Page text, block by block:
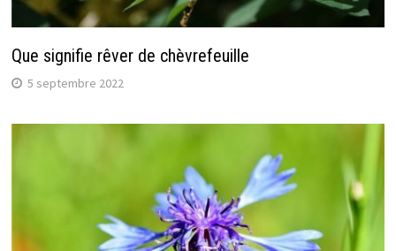
Que signifie rêver de chèvrefeuille
5 septembre 2022